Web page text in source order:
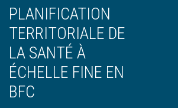
PLANIFICATION
TERRITORIALE DE
LA SANTÉ À
ÉCHELLE FINE EN
BFC